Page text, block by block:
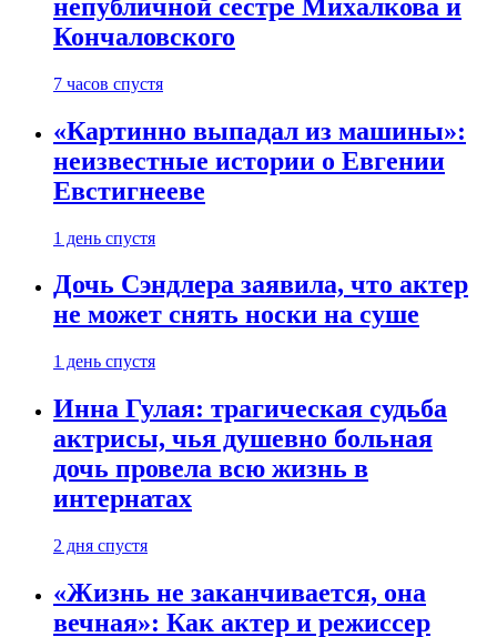
непубличной сестре Михалкова и
Кончаловского
7 часов спустя
«Картинно выпадал из машины»:
неизвестные истории о Евгении
Евстигнееве
1 день спустя
Дочь Сэндлера заявила, что актер
не может снять носки на суше
1 день спустя
Инна Гулая: трагическая судьба
актрисы, чья душевно больная
дочь провела всю жизнь в
интернатах
2 дня спустя
«Жизнь не заканчивается, она
вечная»: Как актер и режиссер